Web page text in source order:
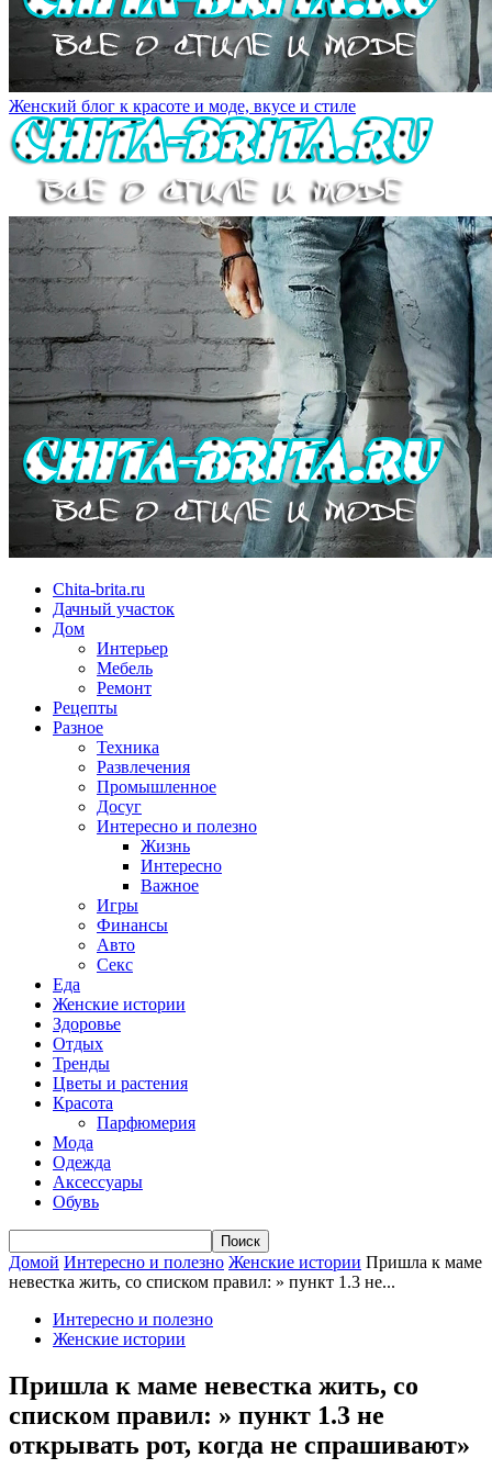
Женский блог к красоте и моде, вкусе и стиле
Chita-brita.ru
Дачный участок
Дом
Интерьер
Мебель
Ремонт
Рецепты
Разное
Техника
Развлечения
Промышленное
Досуг
Интересно и полезно
Жизнь
Интересно
Важное
Игры
Финансы
Авто
Секс
Еда
Женские истории
Здоровье
Отдых
Тренды
Цветы и растения
Красота
Парфюмерия
Мода
Одежда
Аксессуары
Обувь
Домой Интересно и полезно Женские истории Пришла к маме
невестка жить, со списком правил: » пункт 1.3 не...
Интересно и полезно
Женские истории
Пришла к маме невестка жить, со
списком правил: » пункт 1.3 не
открывать рот, когда не спрашивают»